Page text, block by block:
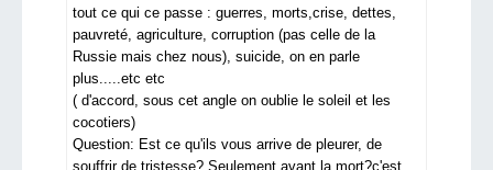
tout ce qui ce passe : guerres, morts,crise, dettes,
pauvreté, agriculture, corruption (pas celle de la
Russie mais chez nous), suicide, on en parle
plus.....etc etc
( d'accord, sous cet angle on oublie le soleil et les
cocotiers)
Question: Est ce qu'ils vous arrive de pleurer, de
souffrir de tristesse? Seulement avant la mort?c'est